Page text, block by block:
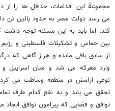
مجموعۀ این اقدامات، حداقل ها را
می رسد دولت مصر به حدود پائین تن
کند. اما باید به این مسئله توجه
بین حماس و تشکیلات فلسطینی و رژیم
از سابق باقی مانده و هراز گاهی که
وارد معرکه می شد و میان
نوعی آرامش در منطقه وساطت می
تحقق می یابد و به نفع کدام طرف
توافق و فضایی که پیرامون توافق